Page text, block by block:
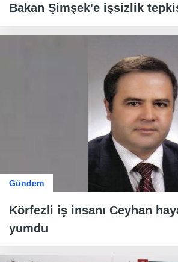
Bakan Şimşek'e işsizlik
Gündem
Körfezli iş insanı Ceyhan
yumdu